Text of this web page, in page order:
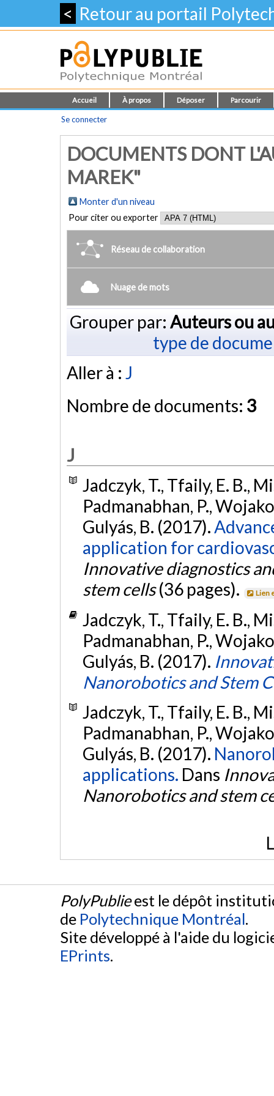
< Retour au portail
Accueil À propos Déposer Parcourir
Se connecter
DOCUMENTS DONT
MAREK"
Monter d'un niveau
Pour citer ou exporter
Réseau de collaboration
Nuage de mots
Grouper par: Auteurs ou
type de
Aller à : J
Nombre de documents: 3
J
Jadczyk, T., Tfaily, E. B.,
Padmanabhan, P.,
Gulyás, B. (2017).
application for
Innovative diagnostics
stem cells(36 pages). Lien
Jadczyk, T., Tfaily, E. B.,
Padmanabhan, P.,
Gulyás, B. (2017).
Nanorobotics and Stem
Jadczyk, T., Tfaily, E. B.,
Padmanabhan, P.,
Gulyás, B. (2017).
applications. Dans
Nanorobotics and stem
PolyPublieest le dépôt
de Polytechnique Montréal.
Site développé à l'aide du
EPrints.